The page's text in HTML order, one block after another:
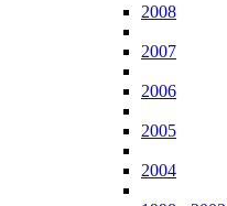
2008
2007
2006
2005
2004